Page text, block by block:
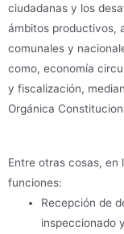
ciudadanas y los
ámbitos productivos,
comunales y
como, economía
y fiscalización,
Orgánica
Entre otras cosas, en
funciones:
Recepción de
inspeccionado